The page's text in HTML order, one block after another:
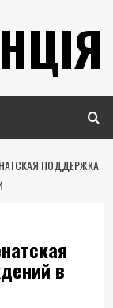
ПОДДЕРЖКА
в